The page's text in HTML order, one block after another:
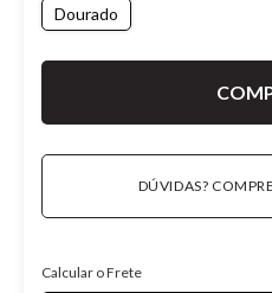
Dourado
DÚVIDAS?
Calcular o Frete